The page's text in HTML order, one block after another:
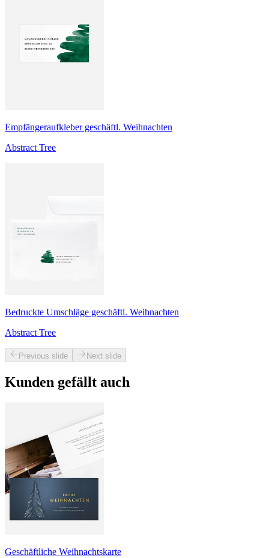
Empfängeraufkleber geschäftl. Weihnachten
Abstract Tree
Bedruckte Umschläge geschäftl. Weihnachten
Abstract Tree
Previous slide Next slide
Kunden gefällt auch
Geschäftliche Weihnachtskarte